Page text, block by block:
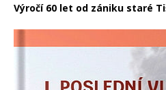
Výročí 60 let od zániku staré